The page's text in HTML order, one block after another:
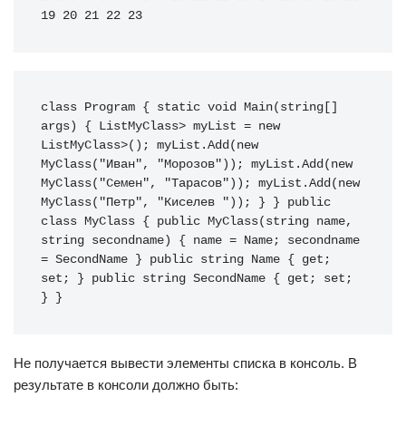
19 20 21 22 23
class Program { static void Main( string
args ) { ListMyClass> myList = new
ListMyClass>( ) ; myList . Add( new
MyClass( "Иван" , "Морозов" ) ) ; myList . Add( new
MyClass( "Семен" , "Тарасов" ) ) ; myList . Add( new
MyClass( "Петр" , "Киселев " ) ) ; } }
public
class MyClass { public MyClass( string
string secondname ) { name = Name;
= SecondName } public string Name { get ;
set ; } public string SecondName { get ; set ;
}
}
Не получается вывести элементы списка в консоль. В
результате в консоли должно быть: